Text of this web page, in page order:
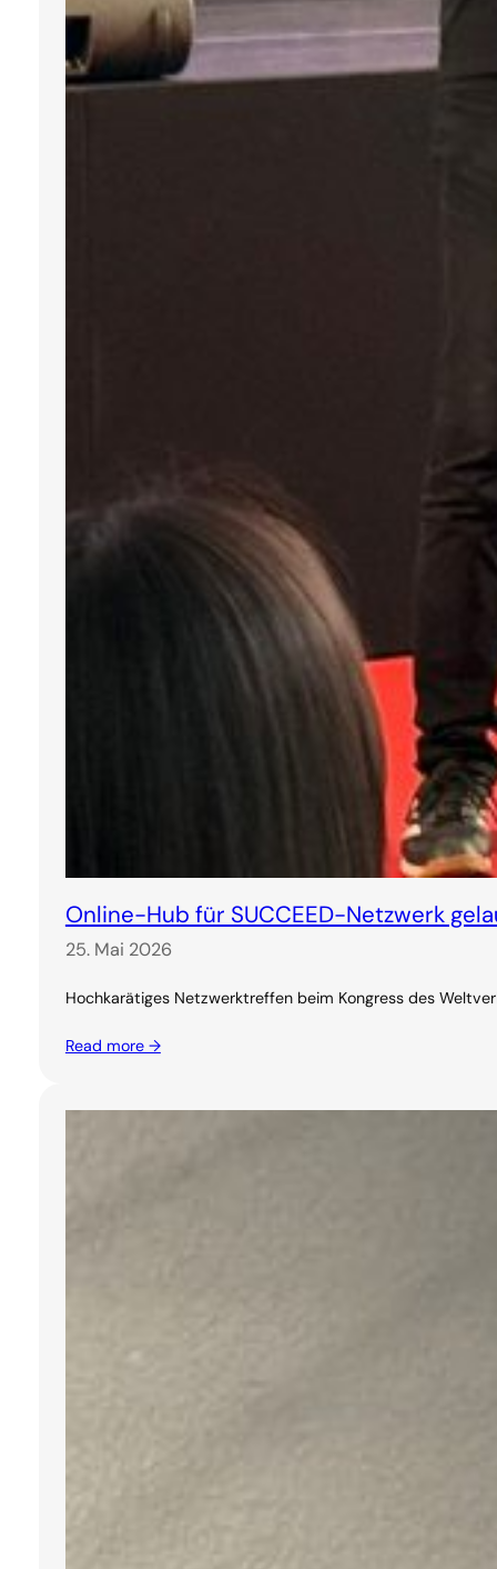
Online-Hub für SUCCEED-Netzwerk
25. Mai 2026
Hochkarätiges Netzwerktreffen beim Kongress des
Read more →